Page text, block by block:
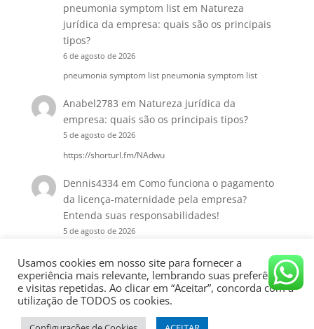
pneumonia symptom list em Natureza
jurídica da empresa: quais são os principais
tipos?
6 de agosto de 2026
pneumonia symptom list pneumonia symptom list
Anabel2783 em Natureza jurídica da
empresa: quais são os principais tipos?
5 de agosto de 2026
https://shorturl.fm/NAdwu
Dennis4334 em Como funciona o pagamento
da licença-maternidade pela empresa?
Entenda suas responsabilidades!
5 de agosto de 2026
Usamos cookies em nosso site para fornecer a
experiência mais relevante, lembrando suas preferências
e visitas repetidas. Ao clicar em “Aceitar”, concorda com a
utilização de TODOS os cookies.